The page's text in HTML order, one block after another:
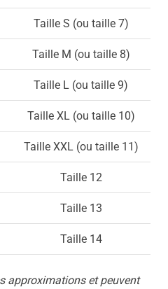
Taille S (ou taille 7)
Taille M (ou taille 8)
Taille L (ou taille 9)
Taille XL (ou taille 10)
Taille XXL (ou taille 11)
Taille 12
Taille 13
Taille 14
approximations et peuvent